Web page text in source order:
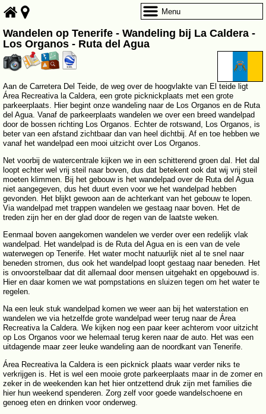
Wandelen op Tenerife - Wandeling bij La Caldera -
Los Organos - Ruta del Agua
Aan de Carretera Del Teide, de weg over de hoogvlakte van El teide ligt
Área Recreativa la Caldera, een grote picknickplaats met een grote
parkeerplaats. Hier begint onze wandeling naar de Los Organos en de Ruta
del Agua. Vanaf de parkeerplaats wandelen we over een breed wandelpad
door de bossen richting Los Organos. Echter de rotswand, Los Organos, is
beter van een afstand zichtbaar dan van heel dichtbij. Af en toe hebben we
vanaf het wandelpad een mooi uitzicht over Los Organos.
Net voorbij de watercentrale kijken we in een schitterend groen dal. Het dal
loopt echter wel vrij steil naar boven, dus dat betekent ook dat wij vrij steil
moeten klimmen. Bij het gebouw is het wandelpad over de Ruta del Agua
niet aangegeven, dus het duurt even voor we het wandelpad hebben
gevonden. Het blijkt gewoon aan de achterkant van het gebouw te lopen.
Via wandelpad met trappen wandelen we gestaag naar boven. Het de
treden zijn her en der glad door de regen van de laatste weken.
Eenmaal boven aangekomen wandelen we verder over een redelijk vlak
wandelpad. Het wandelpad is de Ruta del Agua en is een van de vele
waterwegen op Tenerife. Het water mocht natuurlijk niet al te snel naar
beneden stromen, dus ook het wandelpad loopt gestaag naar beneden. Het
is onvoorstelbaar dat dit allemaal door mensen uitgehakt en opgebouwd is.
Hier en daar komen we wat pompstations en sluizen tegen om het water te
regelen.
Na een leuk stuk wandelpad komen we weer aan bij het waterstation en
wandelen we via hetzelfde grote wandelpad weer terug naar de Área
Recreativa la Caldera. We kijken nog een paar keer achterom voor uitzicht
op Los Organos voor we helemaal terug keren naar de auto. Het was een
uitdagende maar zeer leuke wandeling aan de noordkant van Tenerife.
Área Recreativa la Caldera is een picknick plaats waar verder niks te
verkrijgen is. Het is wel een mooie grote parkeerplaats maar in de zomer en
zeker in de weekenden kan het hier ontzettend druk zijn met families die
hier hun weekend spenderen. Zorg zelf voor goede wandelschoene en
genoeg eten en drinken voor onderweg.
Menu